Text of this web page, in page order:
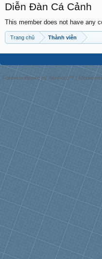
Diễn Đàn Cá Cảnh
This member does not have any
Trang chủ Thành viên
Forum software by XenForo™ | Media